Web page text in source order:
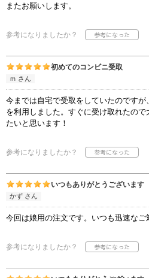
またお願いします。
参考になりましたか？
初めてのコンビニ受取
ｍ さん
今までは自宅で受取をしていたのです
を利用しました。すぐに受け取れたの
たいと思います！
参考になりましたか？
いつもありがとうございます
かず さん
今回は娘用の注文です。いつも迅速なご
参考になりましたか？